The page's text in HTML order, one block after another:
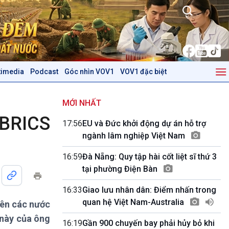
Podcast Góc nhìn VOV1 VOV1 đặc biệt
Dòng chảy Kinh tế
Tuyên chiến với gian lận
thương mại
Mùa vàng
Biển đảo Việt Nam
Tâm tình biên giới và hải
đảo
Tìm hiểu biển, đảo Việt
Nam
Podcast
Góc nhìn VOV1
Bình luận
các nước
của ông
MỚI NHẤT
17:56EU và Đức khởi động dự án hỗ trợ
ngành lâm nghiệp Việt Nam
16:59Đà Nẵng: Quy tập hài cốt liệt sĩ thứ 3
tại phường Điện Bàn
16:33Giao lưu nhân dân: Điểm nhấn trong
quan hệ Việt Nam-Australia
16:19Gần 900 chuyến bay phải hủy bỏ khi